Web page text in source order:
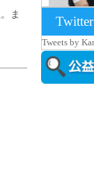
ま
京都大
大...
Twitter
Tweets by